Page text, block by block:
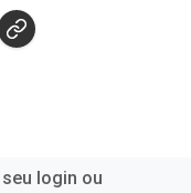
seu login ou